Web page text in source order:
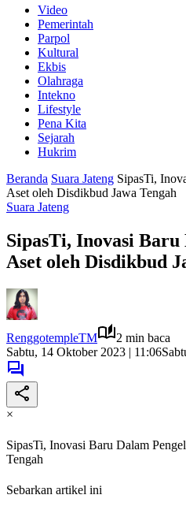
Video
Pemerintah
Parpol
Kultural
Ekbis
Olahraga
Intekno
Lifestyle
Pena Kita
Sejarah
Hukrim
Beranda Suara Jateng SipasTi,
Aset oleh Disdikbud Jawa Tengah
Suara Jateng
SipasTi, Inovasi Baru
Aset oleh Disdikbud
RenggotempleTM
2 min baca
Sabtu, 14 Oktober 2023 | 11:06
×
SipasTi, Inovasi Baru Dalam
Tengah
Sebarkan artikel ini